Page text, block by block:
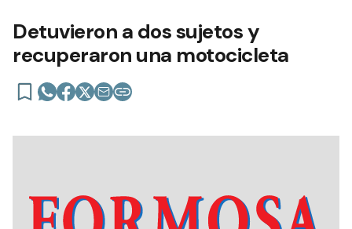
Detuvieron a dos sujetos y
recuperaron una motocicleta